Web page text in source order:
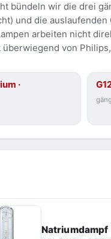
bündeln wir die drei
und die
arbeiten nicht
von
·
Natriumdampf